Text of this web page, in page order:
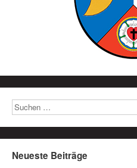
Neueste Beiträge